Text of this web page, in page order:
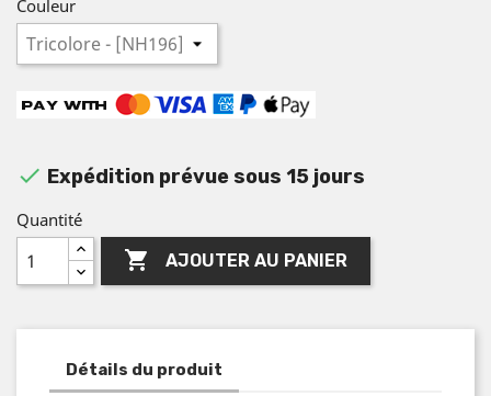
Couleur
 Expédition prévue sous 15 jours
Quantité
 AJOUTER AU PANIER
Détails du produit